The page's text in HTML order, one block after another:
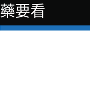
藥要看